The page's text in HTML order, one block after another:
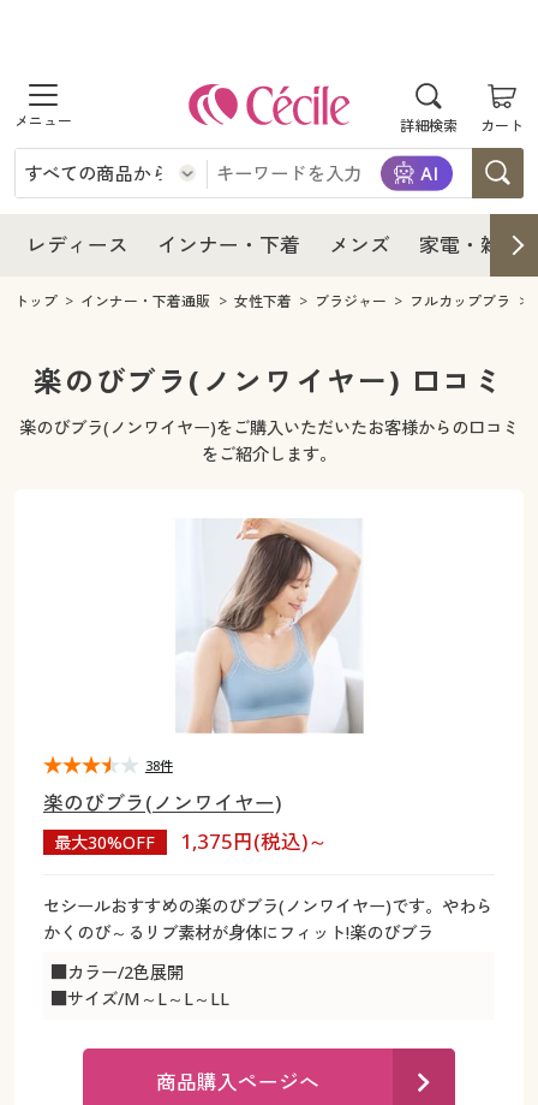
詳細検索 カート
商品を探す
レディース
レディースファッション
女性下着
インナー・下着
インナー・下着通販すべて
女性下着
メンズ下着
メンズ
メンズ通販すべて
メンズファッション
家電・雑貨
家電・雑貨すべて
寝具・インテリア・家具
カーテン・ラグ・ファブリック
美容・健康・サプリメント
制服・スクールすべて
ジュニア・ティーンズ下着
大きいサイズ通販すべて
大きいサイズ レディース服
大きいサイズ レディース下着
大きいサイズ メンズ
大きいサイズ 事務・制服
バーゲンセール
シークレットセール
詳細検索
商品カテゴリ一覧
カタログ・チラシからのご注文
デジタルカタログ
カタログ無料プレゼント
レディース インナー・下着 メンズ 家電・雑貨
レディース
レディース通販すべて
レディースファッション
インナー・下着
インナー・下着通販すべて
ジュニア・ティーンズ下着
メンズ
メンズ下着
家電
寝具・インテリア・家具通販すべて
カーテン・ラグ・ファブリック
美容・健康
ジュニア・ティーンズ下着
大きいサイズ通販すべて
大きいサイズ レディース服
大きいサイズ レディース下着
大きいサイズ メンズ
シークレットセール
商品カテゴリ一覧
カタログ
デジタルカタログ
カタログ無料プレゼント
会員メニュー
トップ インナー・下着通販 女性下着 ブラジャー フルカップブラ
楽のびブラ(ノンワイヤー) 口コミ
楽のびブラ(ノンワイヤー)をご購入いただいたお客様からの口コミ
をご紹介します。
楽のびブラ(ノンワイヤー)
最大30%OFF 1,375円(税込)～
セシールおすすめの楽のびブラ(ノンワイヤー)です。やわら
かくのび～るリブ素材が身体にフィット!楽のびブラ
■カラー/2色展開
■サイズ/M～L～L～LL
38件
商品購入ページへ